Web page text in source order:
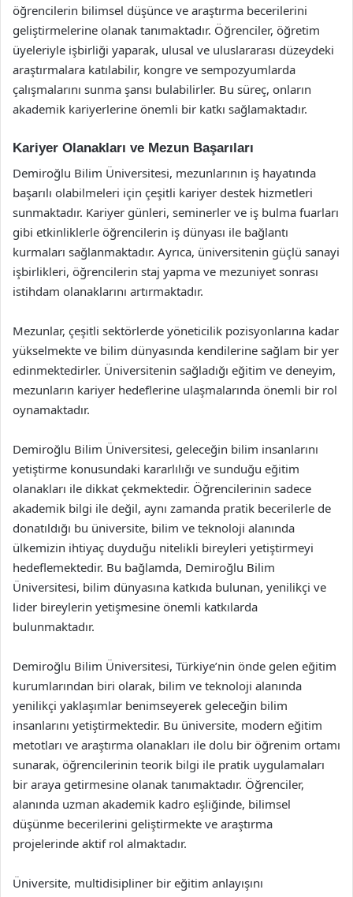
öğrencilerin bilimsel düşünce ve araştırma becerilerini
geliştirmelerine olanak tanımaktadır. Öğrenciler, öğretim
üyeleriyle işbirliği yaparak, ulusal ve uluslararası düzeydeki
araştırmalara katılabilir, kongre ve sempozyumlarda
çalışmalarını sunma şansı bulabilirler. Bu süreç, onların
akademik kariyerlerine önemli bir katkı sağlamaktadır.
Kariyer Olanakları ve Mezun Başarıları
Demiroğlu Bilim Üniversitesi, mezunlarının iş hayatında
başarılı olabilmeleri için çeşitli kariyer destek hizmetleri
sunmaktadır. Kariyer günleri, seminerler ve iş bulma fuarları
gibi etkinliklerle öğrencilerin iş dünyası ile bağlantı
kurmaları sağlanmaktadır. Ayrıca, üniversitenin güçlü sanayi
işbirlikleri, öğrencilerin staj yapma ve mezuniyet sonrası
istihdam olanaklarını artırmaktadır.
Mezunlar, çeşitli sektörlerde yöneticilik pozisyonlarına kadar
yükselmekte ve bilim dünyasında kendilerine sağlam bir yer
edinmektedirler. Üniversitenin sağladığı eğitim ve deneyim,
mezunların kariyer hedeflerine ulaşmalarında önemli bir rol
oynamaktadır.
Demiroğlu Bilim Üniversitesi, geleceğin bilim insanlarını
yetiştirme konusundaki kararlılığı ve sunduğu eğitim
olanakları ile dikkat çekmektedir. Öğrencilerinin sadece
akademik bilgi ile değil, aynı zamanda pratik becerilerle de
donatıldığı bu üniversite, bilim ve teknoloji alanında
ülkemizin ihtiyaç duyduğu nitelikli bireyleri yetiştirmeyi
hedeflemektedir. Bu bağlamda, Demiroğlu Bilim
Üniversitesi, bilim dünyasına katkıda bulunan, yenilikçi ve
lider bireylerin yetişmesine önemli katkılarda
bulunmaktadır.
Demiroğlu Bilim Üniversitesi, Türkiye’nin önde gelen eğitim
kurumlarından biri olarak, bilim ve teknoloji alanında
yenilikçi yaklaşımlar benimseyerek geleceğin bilim
insanlarını yetiştirmektedir. Bu üniversite, modern eğitim
metotları ve araştırma olanakları ile dolu bir öğrenim ortamı
sunarak, öğrencilerinin teorik bilgi ile pratik uygulamaları
bir araya getirmesine olanak tanımaktadır. Öğrenciler,
alanında uzman akademik kadro eşliğinde, bilimsel
düşünme becerilerini geliştirmekte ve araştırma
projelerinde aktif rol almaktadır.
Üniversite, multidisipliner bir eğitim anlayışını